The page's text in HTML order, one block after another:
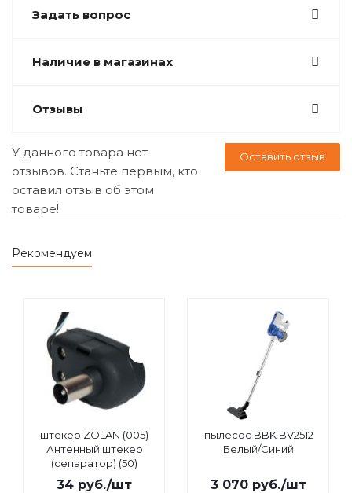
Задать вопрос
Наличие в магазинах
Отзывы
Оставить отзыв
У данного товара нет
отзывов. Станьте первым, кто
оставил отзыв об этом
товаре!
Рекомендуем
штекер ZOLAN (005)
Антенный штекер
(сепаратор) (50)
34 руб./шт
пылесос BBK BV2512
Белый/Синий
3 070 руб./шт